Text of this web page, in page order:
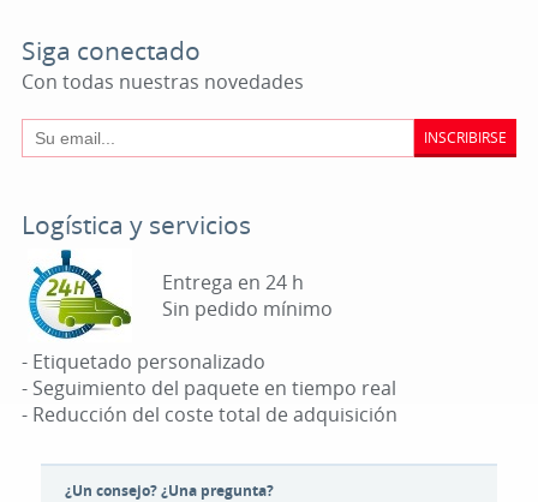
Siga conectado
Con todas nuestras novedades
INSCRIBIRSE
Logística y servicios
Entrega en 24 h
Sin pedido mínimo
- Etiquetado personalizado
- Seguimiento del paquete en tiempo real
- Reducción del coste total de adquisición
¿Un consejo? ¿Una pregunta?